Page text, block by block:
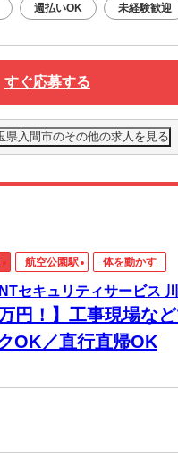
週払いOK 未経験歓迎
すぐ応募する
県入間市のその他の求人を見る
航空公園駅 体を動かす
セキュリティサービス
円！】工事現場な
OK／直行直帰OK